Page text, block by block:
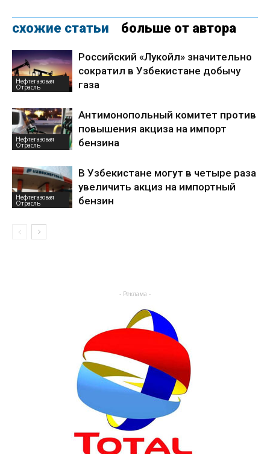
схожие статьи больше от автора
Нефтегазовая
Отрасль
Российский «Лукойл» значительно
сократил в Узбекистане добычу
газа
Нефтегазовая
Отрасль
Антимонопольный комитет против
повышения акциза на импорт
бензина
Нефтегазовая
Отрасль
В Узбекистане могут в четыре раза
увеличить акциз на импортный
бензин
- Реклама -